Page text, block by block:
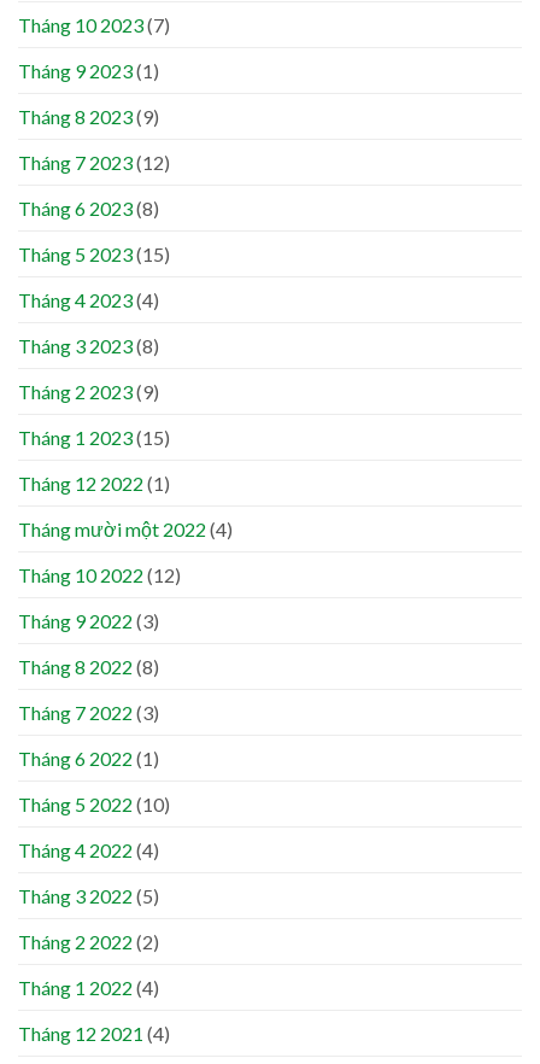
Tháng 10 2023(7)
Tháng 9 2023(1)
Tháng 8 2023(9)
Tháng 7 2023(12)
Tháng 6 2023(8)
Tháng 5 2023(15)
Tháng 4 2023(4)
Tháng 3 2023(8)
Tháng 2 2023(9)
Tháng 1 2023(15)
Tháng 12 2022 (1)
Tháng mười một 2022 (4)
Tháng 10 2022 (12)
Tháng 9 2022 (3)
Tháng 8 2022 (8)
Tháng 7 2022 (3)
Tháng 6 2022 (1)
Tháng 5 2022 (10)
Tháng 4 2022 (4)
Tháng 3 2022 (5)
Tháng 2 2022 (2)
Tháng 1 2022 (4)
Tháng 12 2021 (4)